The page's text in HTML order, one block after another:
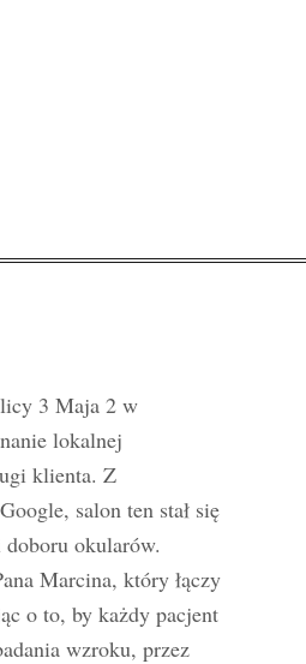
3 Maja 2 w
lokalnej
klienta. Z
salon ten stał się
okularów.
Marcina, który łączy
o to, by każdy pacjent
wzroku, przez